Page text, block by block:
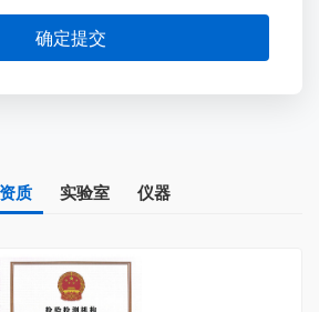
确定提交
质 实验室 仪器